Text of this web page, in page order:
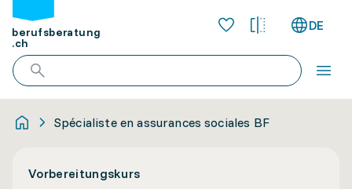
berufsberatung
.ch
DE
Spécialiste en assurances sociales BF
Vorbereitungskurs